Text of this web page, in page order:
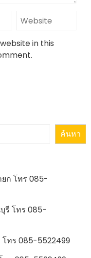
in this
ค้นหา
ก โทร 085-
รี โทร 085-
โทร 085-5522499